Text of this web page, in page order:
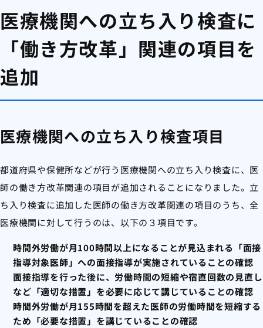
医療機関への立ち入り検査に
「働き方改革」関連の項目を
追加
医療機関への立ち入り検査項目
都道府県や保健所などが行う医療機関への立ち入り検査に、医
師の働き方改革関連の項目が追加されることになりました。立
ち入り検査に追加した医師の働き方改革関連の項目のうち、全
医療機関に対して行うのは、以下の３項目です。
時間外労働が月100時間以上になることが見込まれる「面接
指導対象医師」への面接指導が実施されていることの確認
面接指導を行った後に、労働時間の短縮や宿直回数の見直し
など「適切な措置」を必要に応じて講じていることの確認
時間外労働が月155時間を超えた医師の労働時間を短縮する
ため「必要な措置」を講じていることの確認